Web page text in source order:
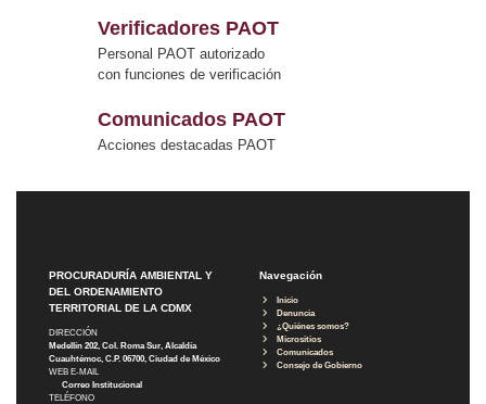
Verificadores PAOT
Personal PAOT autorizado
con funciones de verificación
Comunicados PAOT
Acciones destacadas PAOT
PROCURADURÍA AMBIENTAL Y
DEL ORDENAMIENTO
TERRITORIAL DE LA CDMX
DIRECCIÓN
Medellín 202, Col. Roma Sur, Alcaldía
Cuauhtémoc, C.P. 06700, Ciudad de México
WEB E-MAIL
Correo Institucional
TELÉFONO
Navegación
Inicio
Denuncia
¿Quiénes somos?
Micrositios
Comunicados
Consejo de Gobierno